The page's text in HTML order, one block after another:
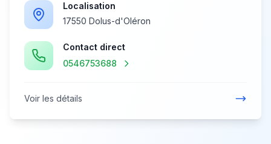
Localisation
17550 Dolus-d'Oléron
Contact direct
0546753688
Voir les détails